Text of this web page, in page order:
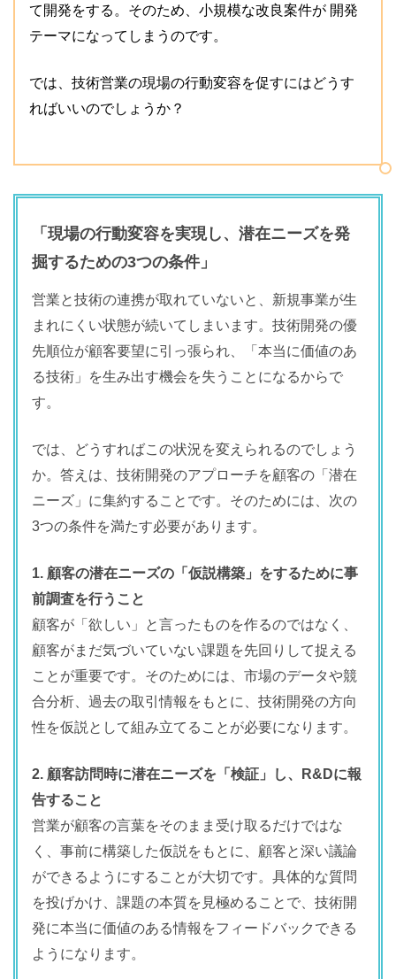
て開発をする。そのため、小規模な改良案件が 開発
テーマになってしまうのです。
では、技術営業の現場の行動変容を促すにはどうす
ればいいのでしょうか？
「現場の行動変容を実現し、潜在ニーズを発
掘するための3つの条件」
営業と技術の連携が取れていないと、新規事業が生
まれにくい状態が続いてしまいます。技術開発の優
先順位が顧客要望に引っ張られ、「本当に価値のあ
る技術」を生み出す機会を失うことになるからで
す。
では、どうすればこの状況を変えられるのでしょう
か。答えは、技術開発のアプローチを顧客の「潜在
ニーズ」に集約することです。そのためには、次の
3つの条件を満たす必要があります。
1. 顧客の潜在ニーズの「仮説構築」をするために事
前調査を行うこと
顧客が「欲しい」と言ったものを作るのではなく、
顧客がまだ気づいていない課題を先回りして捉える
ことが重要です。そのためには、市場のデータや競
合分析、過去の取引情報をもとに、技術開発の方向
性を仮説として組み立てることが必要になります。
2. 顧客訪問時に潜在ニーズを「検証」し、R&Dに報
告すること
営業が顧客の言葉をそのまま受け取るだけではな
く、事前に構築した仮説をもとに、顧客と深い議論
ができるようにすることが大切です。具体的な質問
を投げかけ、課題の本質を見極めることで、技術開
発に本当に価値のある情報をフィードバックできる
ようになります。